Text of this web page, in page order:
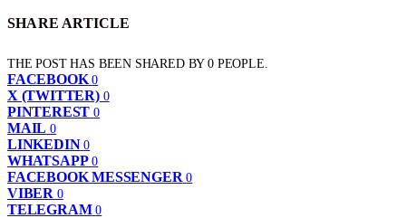
SHARE ARTICLE
THE POST HAS BEEN SHARED BY0 PEOPLE.
FACEBOOK 0
X (TWITTER) 0
PINTEREST 0
MAIL 0
LINKEDIN 0
WHATSAPP 0
FACEBOOK MESSENGER 0
VIBER 0
TELEGRAM 0